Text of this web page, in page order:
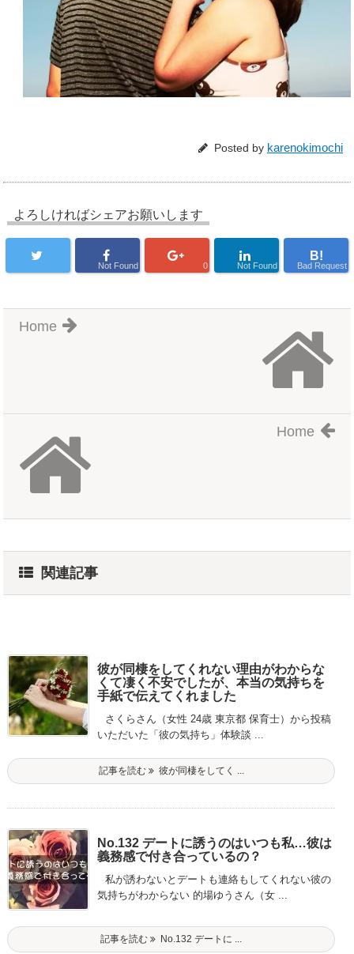
Posted by karenokimochi
よろしければシェアお願いします
Not Found 0 Not Found
B!
Bad Request
Home
Home
関連記事
彼が同棲をしてくれない理由がわからな
くて凄く不安でしたが、本当の気持ちを
手紙で伝えてくれました
さくらさん（女性 24歳 東京都 保育士）から投稿
いただいた「彼の気持ち」体験談 ...
記事を読む 彼が同棲をしてく ...
No.132 デートに誘うのはいつも私…彼は
義務感で付き合っているの？
私が誘わないとデートも連絡もしてくれない彼の
気持ちがわからない 的場ゆうさん（女 ...
記事を読む No.132 デートに ...